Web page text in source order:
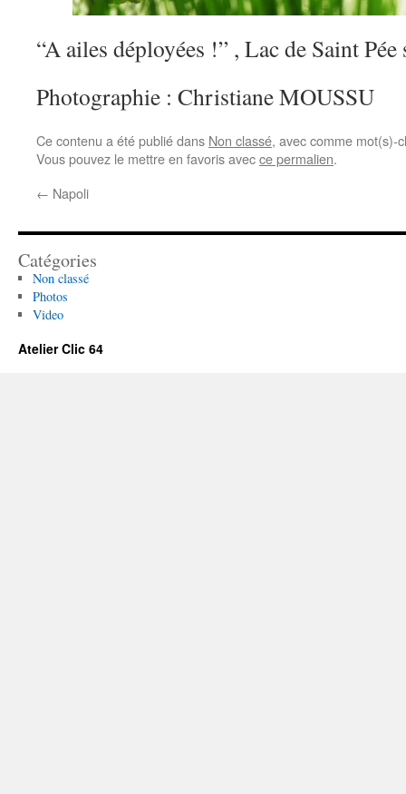
“A ailes déployées !” , Lac de Saint
Photographie : Christiane MOUSSU
Ce contenu a été publié dans Non classé, avec comme mot(s)-
Vous pouvez le mettre en favoris avecce permalien.
← Napoli
Catégories
Non classé
Photos
Video
Atelier Clic 64